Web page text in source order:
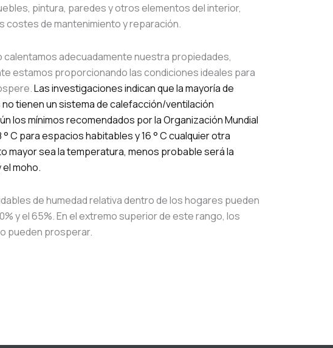
pintura, paredes y otros elementos del interior,
costes de mantenimiento y reparación.
calentamos adecuadamente nuestra propiedades,
estamos proporcionando las condiciones ideales para
Las investigaciones indican que la mayoría de
tienen un sistema de calefacción/ventilación
los mínimos recomendados por la Organización Mundial
° C para espacios habitables y 16 ° C cualquier otra
mayor sea la temperatura, menos probable será la
moho.
de humedad relativa dentro de los hogares pueden
y el 65%. En el extremo superior de este rango, los
pueden prosperar.